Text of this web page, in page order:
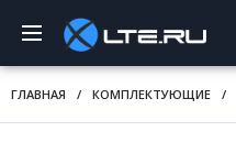
ГЛАВНАЯ / КОМПЛЕКТУЮЩИЕ /